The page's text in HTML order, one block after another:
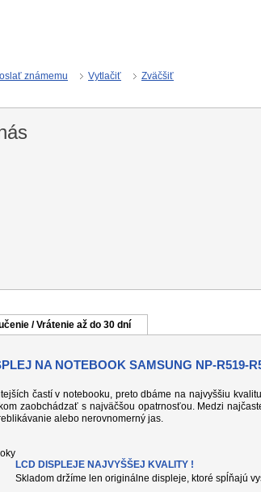
známemu Vytlačiť Zväčšiť
/ Vrátenie až do 30 dní
NA NOTEBOOK SAMSUNG NP-R519-
častí v notebooku, preto dbáme na najvyššiu
zaobchádzať s najväčšou opatrnosťou. Medzi
alebo nerovnomerný jas.
LCD DISPLEJE NAJVYŠŠEJ KVALITY !
Skladom držíme len originálne displeje, ktoré spĺňajú